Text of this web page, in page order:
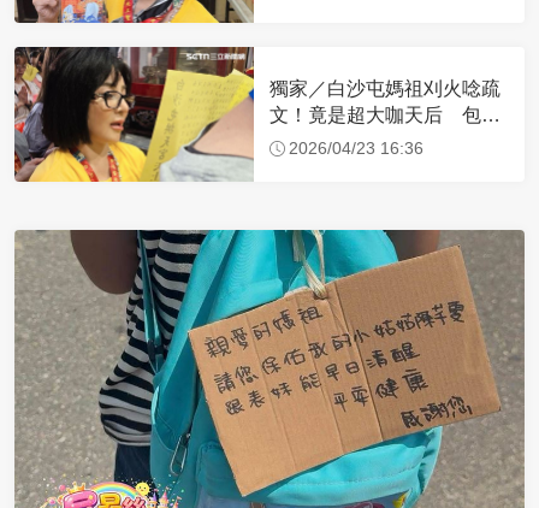
獨家／白沙屯媽祖刈火唸疏
文！竟是超大咖天后 包尿
布忍尿5小時不喊累
2026/04/23 16:36